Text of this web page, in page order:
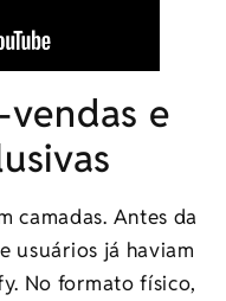
e
camadas. Antes da
usuários já haviam
No formato físico,